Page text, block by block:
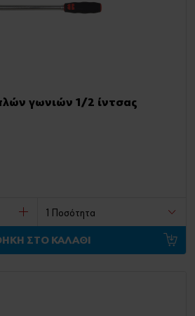
γωνιών 1/2 ίντσας
ΣΤΟ ΚΑΛΑΘΙ